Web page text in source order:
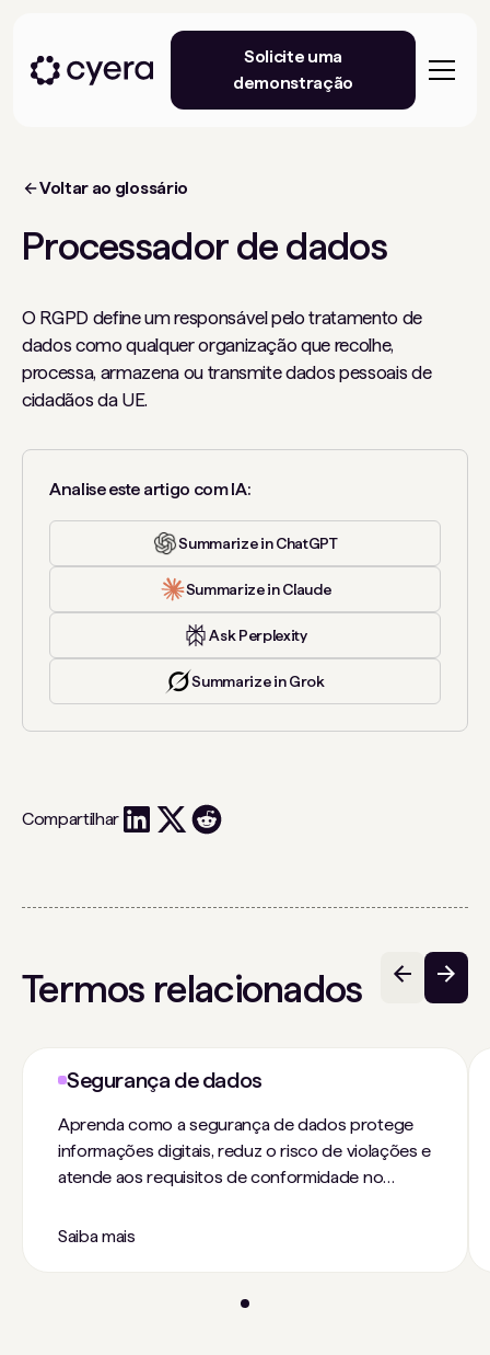
Solicite uma
demonstração
Voltar ao glossário
Processador de dados
O RGPD define um responsável pelo tratamento de
dados como qualquer organização que recolhe,
processa, armazena ou transmite dados pessoais de
cidadãos da UE.
Analise este artigo com IA:
Summarize in ChatGPT
Summarize in Claude
Ask Perplexity
Summarize in Grok
Compartilhar
Termos relacionados
Segurança de dados
Aprenda como a segurança de dados protege
informações digitais, reduz o risco de violações e
atende aos requisitos de conformidade no
Saiba mais